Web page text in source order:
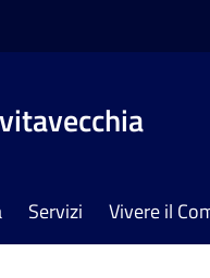
Servizi Vivere il